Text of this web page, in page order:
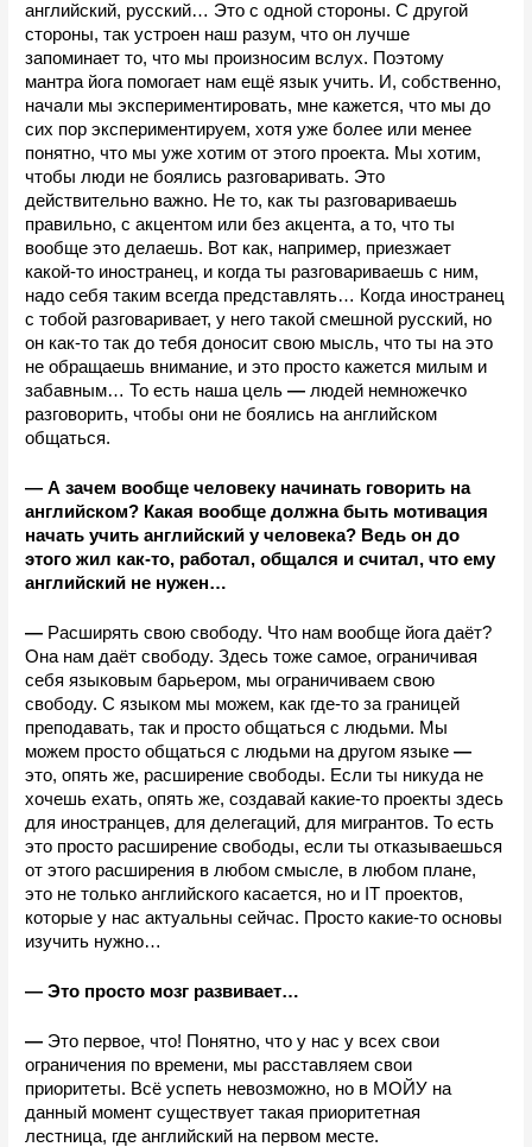
английский, русский… Это с одной стороны. С другой
стороны, так устроен наш разум, что он лучше
запоминает то, что мы произносим вслух. Поэтому
мантра йога помогает нам ещё язык учить. И, собственно,
начали мы экспериментировать, мне кажется, что мы до
сих пор экспериментируем, хотя уже более или менее
понятно, что мы уже хотим от этого проекта. Мы хотим,
чтобы люди не боялись разговаривать. Это
действительно важно. Не то, как ты разговариваешь
правильно, с акцентом или без акцента, а то, что ты
вообще это делаешь. Вот как, например, приезжает
какой-то иностранец, и когда ты разговариваешь с ним,
надо себя таким всегда представлять… Когда иностранец
с тобой разговаривает, у него такой смешной русский, но
он как-то так до тебя доносит свою мысль, что ты на это
не обращаешь внимание, и это просто кажется милым и
забавным… То есть наша цель — людей немножечко
разговорить, чтобы они не боялись на английском
общаться.
— А зачем вообще человеку начинать говорить на
английском? Какая вообще должна быть мотивация
начать учить английский у человека? Ведь он до
этого жил как-то, работал, общался и считал, что ему
английский не нужен…
— Расширять свою свободу. Что нам вообще йога даёт?
Она нам даёт свободу. Здесь тоже самое, ограничивая
себя языковым барьером, мы ограничиваем свою
свободу. С языком мы можем, как где-то за границей
преподавать, так и просто общаться с людьми. Мы
можем просто общаться с людьми на другом языке —
это, опять же, расширение свободы. Если ты никуда не
хочешь ехать, опять же, создавай какие-то проекты здесь
для иностранцев, для делегаций, для мигрантов. То есть
это просто расширение свободы, если ты отказываешься
от этого расширения в любом смысле, в любом плане,
это не только английского касается, но и IT проектов,
которые у нас актуальны сейчас. Просто какие-то основы
изучить нужно…
— Это просто мозг развивает…
— Это первое, что! Понятно, что у нас у всех свои
ограничения по времени, мы расставляем свои
приоритеты. Всё успеть невозможно, но в МОЙУ на
данный момент существует такая приоритетная
лестница, где английский на первом месте.